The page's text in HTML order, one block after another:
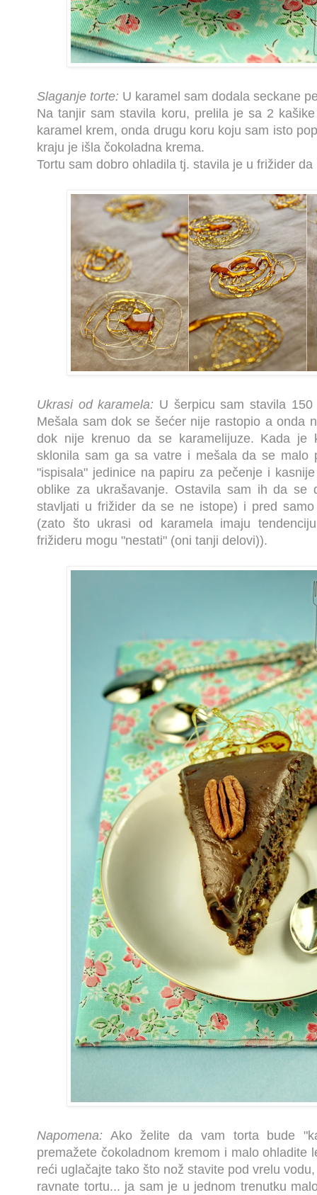
Slaganje torte: U karamel sam dodala seckane
Na tanjir sam stavila koru, prelila je sa 2
karamel krem, onda drugu koru koju sam isto
kraju je išla čokoladna krema.
Tortu sam dobro ohladila tj. stavila je u frižider da
Ukrasi od karamela: U šerpicu sam stavila
Mešala sam dok se šećer nije rastopio a onda
dok nije krenuo da se karamelijuze. Kada je
sklonila sam ga sa vatre i mešala da se malo
"ispisala" jedinice na papiru za pečenje i
oblike za ukrašavanje. Ostavila sam ih da se
stavljati u frižider da se ne istope) i pred
(zato što ukrasi od karamela imaju
frižideru mogu "nestati" (oni tanji delovi)).
Napomena: Ako želite da vam torta bude
premažete čokoladnom kremom i malo ohladite
reći uglačajte tako što nož stavite pod vrelu
ravnate tortu... ja sam je u jednom trenutku